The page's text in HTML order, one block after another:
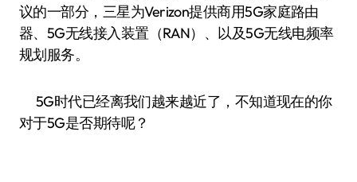
议的一部分，三星为Verizon提供商用5G家庭路由
器、5G无线接入装置（RAN）、以及5G无线电频率
规划服务。
5G时代已经离我们越来越近了，不知道现在的你
对于5G是否期待呢？